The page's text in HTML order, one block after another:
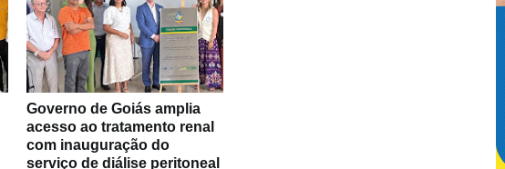
Governo de Goiás amplia
acesso ao tratamento renal
com inauguração do
serviço de diálise peritoneal